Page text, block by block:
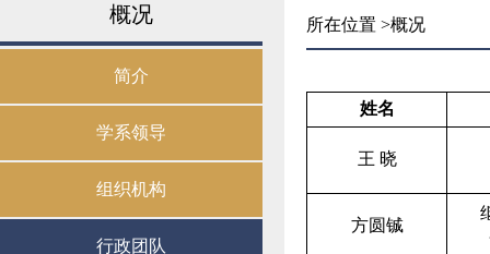
概况
简介
学系领导
组织机构
行政团队
所在位置 >概况
姓名
王 晓
方圆铖